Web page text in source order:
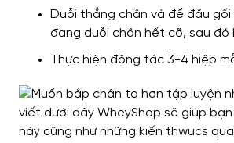
Duỗi thẳng chân và để đầu gối
đang duỗi chân hết cỡ, sau đó
Thực hiện động tác 3-4 hiệp